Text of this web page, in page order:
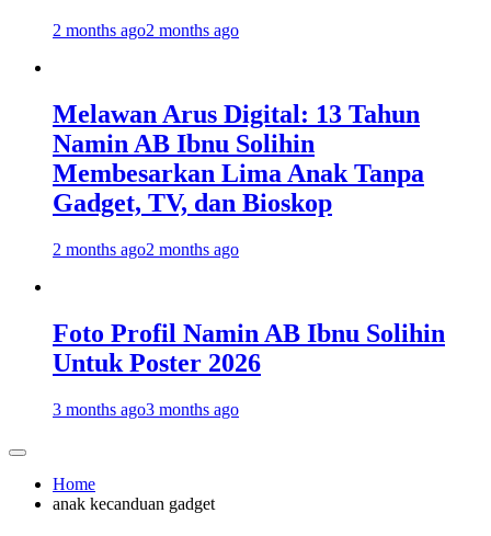
2 months ago2 months ago
Melawan Arus Digital: 13 Tahun
Namin AB Ibnu Solihin
Membesarkan Lima Anak Tanpa
Gadget, TV, dan Bioskop
2 months ago2 months ago
Foto Profil Namin AB Ibnu Solihin
Untuk Poster 2026
3 months ago3 months ago
Home
anak kecanduan gadget